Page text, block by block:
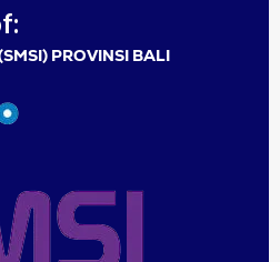
PROVINSI BALI